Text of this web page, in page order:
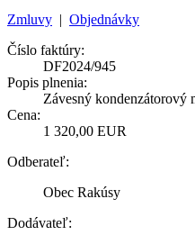
Zmluvy | Objednávky
Číslo faktúry:
DF2024/945
Popis plnenia:
Závesný kondenzátorový
Cena:
1 320,00 EUR
Odberateľ:
Obec Rakúsy
Dodávateľ: